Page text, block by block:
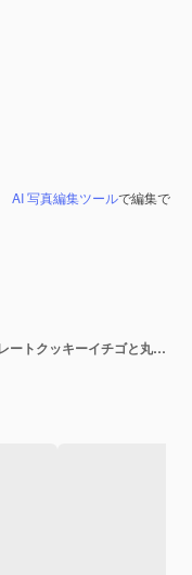
AI 写真編集ツールで編集で
底面図白い楕円形のプレートにチョコレートクッキーイチゴと丸いチョコレート、灰色がかった白い地面の左側にチョコレートシリアルとカカオが入ったボウル